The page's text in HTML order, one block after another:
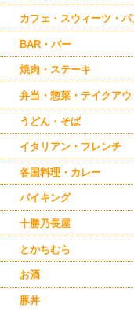
カフェ・スウィーツ・パ
BAR・バー
焼肉・ステーキ
弁当・惣菜・テイクアウ
うどん・そば
イタリアン・フレンチ
各国料理・カレー
バイキング
十勝乃長屋
とかちむら
お酒
豚丼